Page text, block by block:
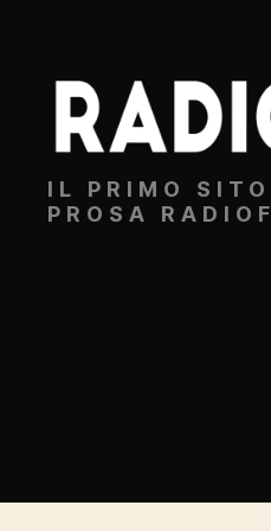
Radiodrammi.it
IL PRIMO
PROSA